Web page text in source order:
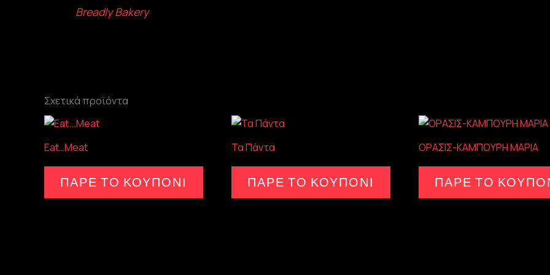
Breadly Bakery
Σχετικά προϊόντα
Eat…Meat
ΠΑΡΕ ΤΟ ΚΟΥΠΟΝΙ
Τα Πάντα
ΠΑΡΕ ΤΟ ΚΟΥΠΟΝΙ
ΟΡΑΣΙΣ-ΚΑΜΠΟΥΡΗ ΜΑΡΙΑ
ΠΑΡΕ ΤΟ